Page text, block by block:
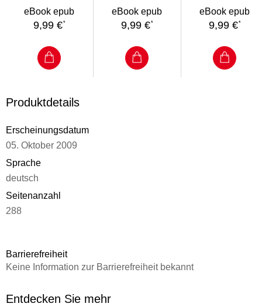
eBook epub
9,99 €*
eBook epub
9,99 €*
eBook epub
9,99 €*
Produktdetails
Erscheinungsdatum
05. Oktober 2009
Sprache
deutsch
Seitenanzahl
288
Reihe
Autor/Autorin
Barrierefreiheit
Keine Information zur Barrierefreiheit bekannt
Entdecken Sie mehr